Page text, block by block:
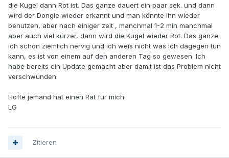
die Kugel dann Rot ist. Das ganze dauert ein paar sek. und dann
wird der Dongle wieder erkannt und man könnte ihn wieder
benutzen, aber nach einiger zeit , manchmal 1-2 min manchmal
aber auch viel kürzer, dann wird die Kugel wieder Rot. Das ganze
ich schon ziemlich nervig und ich weis nicht was Ich dagegen tun
kann, es ist von einem auf den anderen Tag so gewesen. Ich
habe bereits ein Update gemacht aber damit ist das Problem nicht
verschwunden.
Hoffe jemand hat einen Rat für mich.
LG
Zitieren